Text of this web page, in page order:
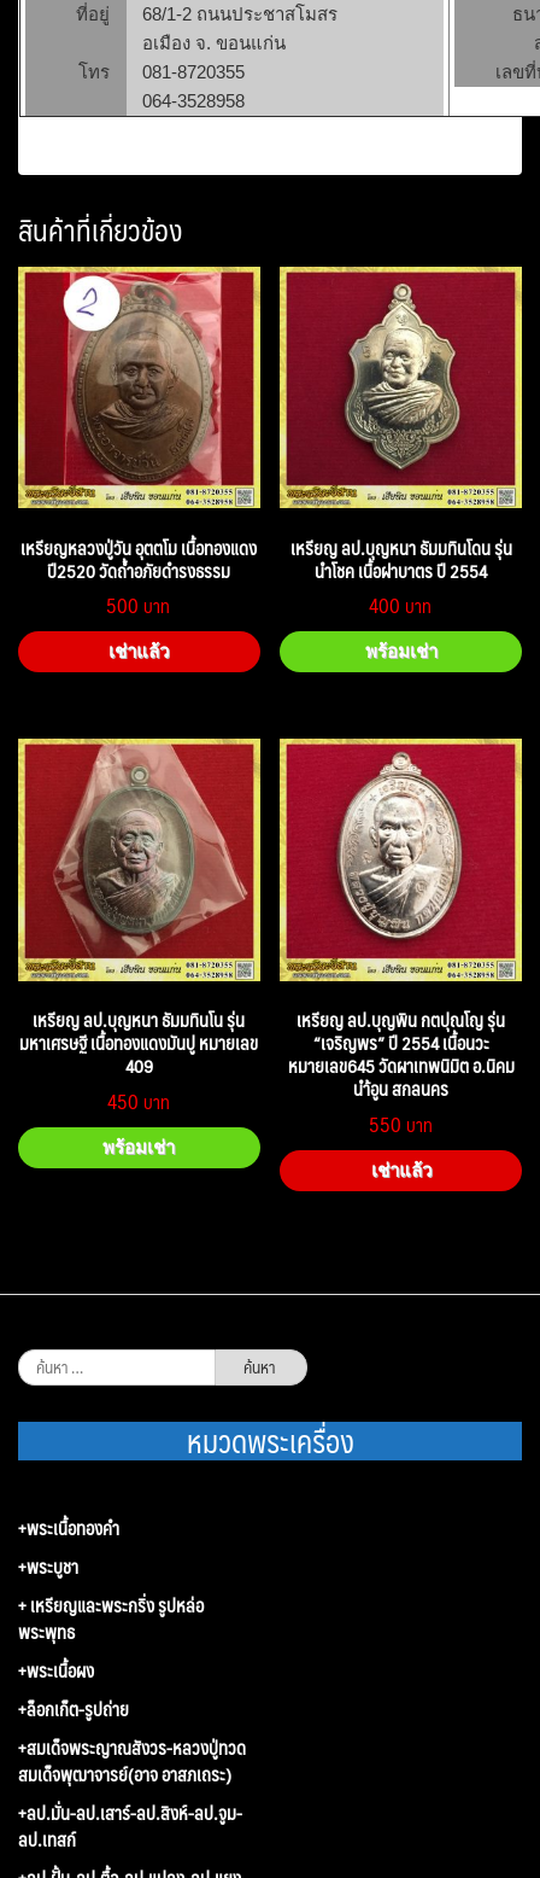
ที่อยู่
68/1-2 ถนนประชาสโมสร
อเมือง จ. ขอนแก่น
โทร
081-8720355
064-3528958
ธน
เลข
สินค้าที่เกี่ยวข้อง
เหรียญหลวงปู่วัน อุตตโม เนื้อทองแดง
ปี2520 วัดถ้ำอภัยดำรงธรรม
500
เช่าแล้ว
เหรียญ ลป.บุญหนา ธัมมทินโดน รุ่น
นำโชค เนื้อฝาบาตร ปี 2554
400
พร้อมเช่า
เหรียญ ลป.บุญหนา ธัมมทินโน รุ่น
มหาเศรษฐี เนื้อทองแดงมันปู หมายเลข
409
450
พร้อมเช่า
เหรียญ ลป.บุญพิน กตปุณโญ รุ่น
“เจริญพร” ปี 2554 เนื้อนวะ
หมายเลข645 วัดผาเทพนิมิต อ.นิคม
นำ้อูน สกลนคร
550
เช่าแล้ว
ค้นหา
สำหรับ:
หมวดพระเครื่อง
+พระเนื้อทองคำ
+พระบูชา
+ เหรียญและพระกริ่ง รูปหล่อ
พระพุทธ
+พระเนื้อผง
+ล็อกเก็ต-รูปถ่าย
+สมเด็จพระญาณสังวร-หลวงปู่ทวด
สมเด็จพุฒาจารย์(อาจ อาสภเถระ)
+ลป.มั่น-ลป.เสาร์-ลป.สิงห์-ลป.จูม-
ลป.เทสก์